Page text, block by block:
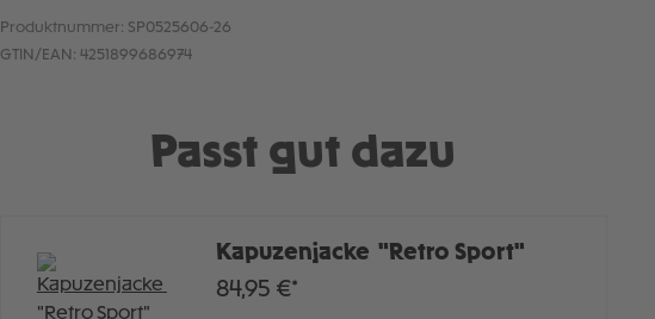
Produktnummer: SP0525606-26
GTIN/EAN: 4251899686974
Passt gut dazu
Kapuzenjacke "Retro Sport"
84,95 €*